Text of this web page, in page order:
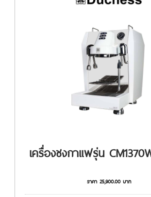
เครื่องชงกาแฟรุ่น
ราคา 25,900.00บาท